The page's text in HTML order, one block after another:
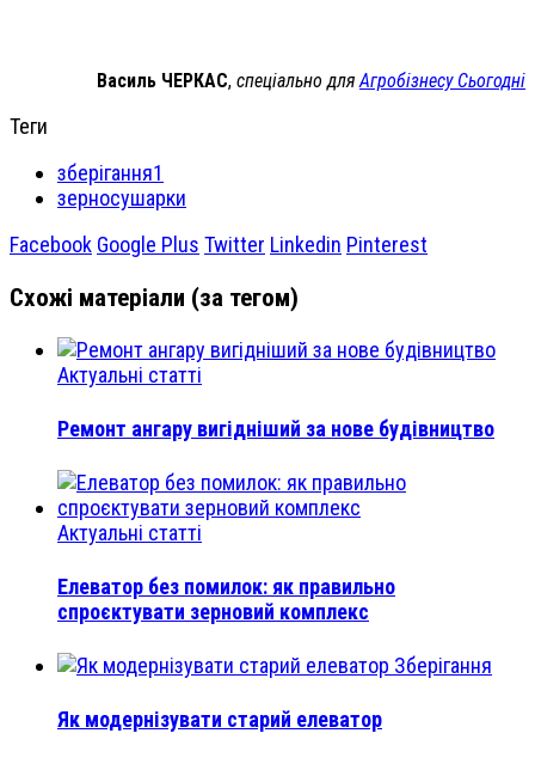
Василь ЧЕРКАС, спеціально дляАгробізнесу Сьогодні
Теги
зберігання1
зерносушарки
Facebook Google Plus Twitter Linkedin Pinterest
Схожі матеріали (за тегом)
Актуальні статті
Ремонт ангару вигідніший за нове будівництво
Актуальні статті
Елеватор без помилок: як правильно
спроєктувати зерновий комплекс
Зберігання
Як модернізувати старий елеватор